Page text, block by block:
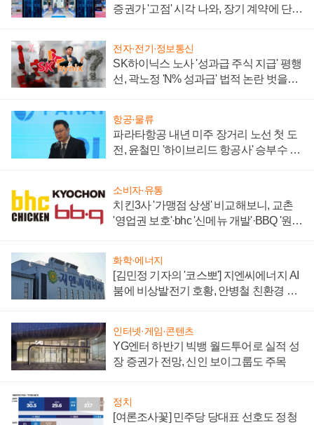
증권가 '고점' 시각 나와, 장기 계약에 단점
전자·전기·정보통신
SK하이닉스 노사 '성과급 주식 지급' 평행
선, 곽노정 'N% 성과급' 법적 논란 벗을지
항공·물류
파라타항공 내년 미주 장거리 노선 첫 도
전, 윤철민 '하이브리드 항공사' 승부수 통
소비자·유통
치킨3사 '가맹점 상생' 비교해보니, 교촌
'영업권 보호'·bhc '신메뉴 개발'·BBQ '원가
화학·에너지
[김민정 기자의 '코스뽀'] 지엔씨에너지 AI
붐에 비상발전기 호황, 안병철 친환경 에
인터넷·게임·콘텐츠
YG엔터 하반기 빅뱅 월드투어로 실적 성
장 증권가 전망, 신인 보이그룹도 주목
정치
[여론조사꽃] 민주당 당대표 선호도 정청